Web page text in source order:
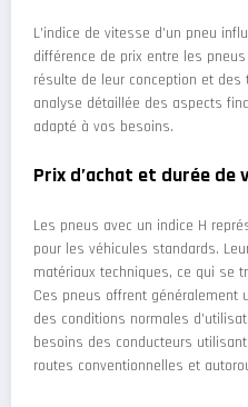
L’indice de vitesse d’un pneu
différence de prix entre les
résulte de leur conception et
analyse détaillée des aspects
adapté à vos besoins.
Prix d’achat et durée de
Les pneus avec un indice H
pour les véhicules standards.
matériaux techniques, ce qui se
Ces pneus offrent généralement
des conditions normales
besoins des conducteurs
routes conventionnelles et